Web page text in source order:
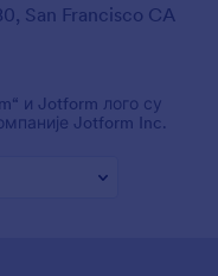
San Francisco CA
и Jotform лого су
Jotform Inc.